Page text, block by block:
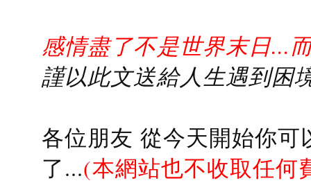
感情盡了不是世界末日...
謹以此文送給人生遇到困
各位朋友 從今天開始你
了...(本網站也不收取任何